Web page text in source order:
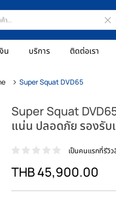
น บริการ ติดต่อเรา
Super Squat DVD65
Super Squat
แน่น ปลอดภัย รองรับ
เป็นคนแรกที่รีวิ
THB 45,900.00